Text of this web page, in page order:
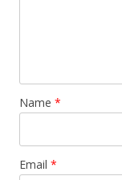
Name *
Email *